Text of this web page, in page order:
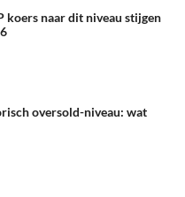
koers naar dit niveau stijgen
oversold-niveau: wat